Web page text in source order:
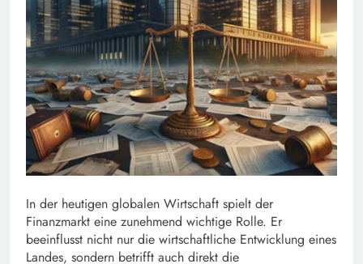
In der heutigen globalen Wirtschaft spielt der
Finanzmarkt eine zunehmend wichtige Rolle. Er
beeinflusst nicht nur die wirtschaftliche Entwicklung eines
Landes, sondern betrifft auch direkt die